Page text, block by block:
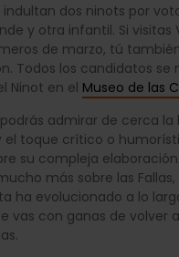
indultan dos ninots por
y otra infantil. Si visitas
de marzo, tú
Todos los candidatos se
Ninot en el Museo de las
admirar de cerca la
el toque crítico o
su compleja
más sobre las
ha evolucionado a lo
vas con ganas de volver